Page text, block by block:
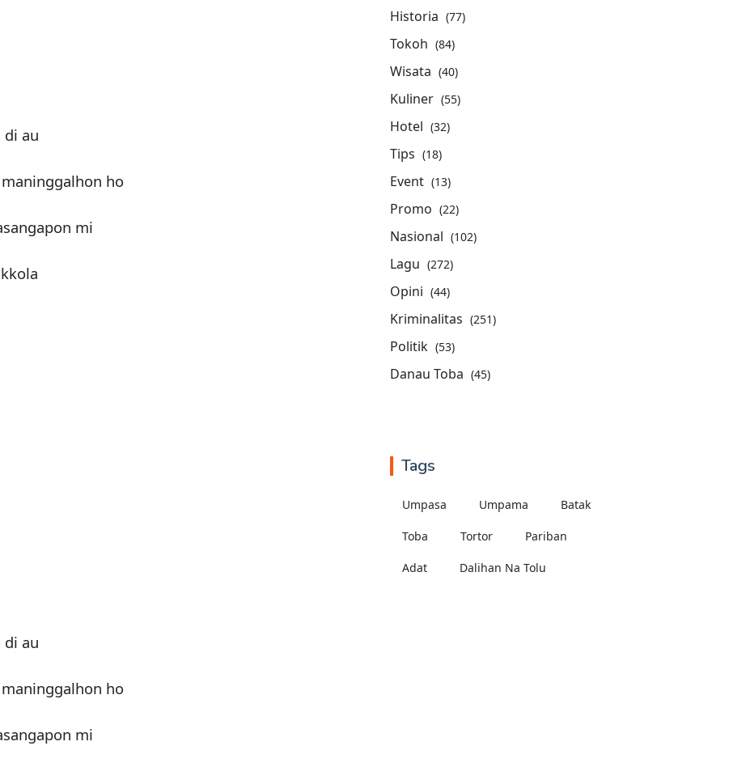
au
ho
mi
au
ho
mi
Historia (77)
Tokoh (84)
Wisata (40)
Kuliner (55)
Hotel (32)
Tips (18)
Event (13)
Promo (22)
Nasional (102)
Lagu (272)
Opini (44)
Kriminalitas (251)
Politik (53)
Danau Toba (45)
Tags
Umpasa Umpama Batak
Toba Tortor Pariban
Adat Dalihan Na Tolu